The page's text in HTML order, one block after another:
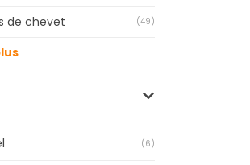
de chevet (49)
(6)